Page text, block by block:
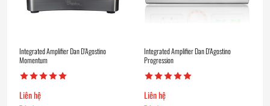
Integrated Amplifier Dan D’Agostino
Momentum
Liên hệ
Integrated Amplifier Dan D’Agostino
Progression
Liên hệ